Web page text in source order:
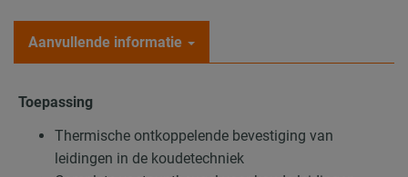
Aanvullende informatie
Toepassing
Thermische ontkoppelende bevestiging van
leidingen in de koudetechniek